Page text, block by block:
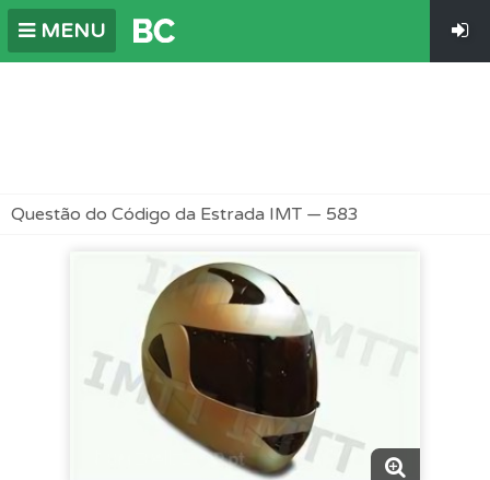
MENU
Questão do Código da Estrada IMT — 583